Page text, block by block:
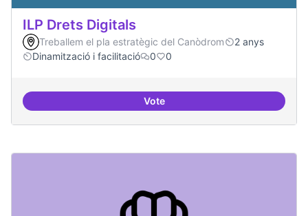
ILP Drets Digitals
Treballem el pla estratègic del Canòdrom
2 anys
Dinamització i facilitació
0 0
VoteILP Drets Digitals